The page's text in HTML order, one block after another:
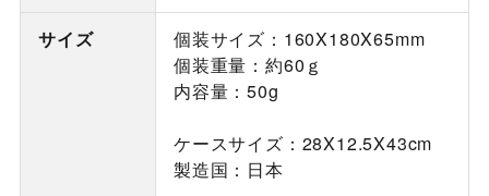
サイズ
個装サイズ：160X180X65mm
個装重量：約60ｇ
内容量：50g
ケースサイズ：28X12.5X43cm
製造国：日本